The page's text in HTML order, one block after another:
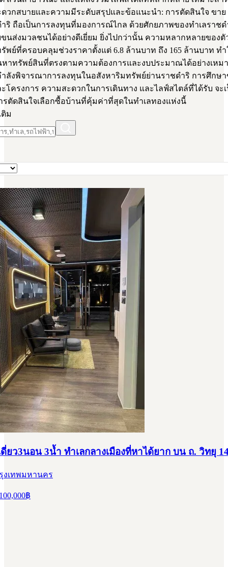
วกสบายและความมีระดับสรุปและข้อแนะนำ: การตัดสินใจ ขาย
ริ ถือเป็นการลงทุนที่มองการณ์ไกล ด้วยศักยภาพของทำเลราชด
นส่งมวลชนได้อย่างดีเยี่ยม ยิ่งไปกว่านั้น ความหลากหลายของตั
พย์ที่ครอบคลุมช่วงราคาตั้งแต่ 6.8 ล้านบาท ถึง 165 ล้านบาท ท
าทรัพย์สินที่ตรงตามความต้องการและงบประมาณได้อย่างเหม
ลังพิจารณาการลงทุนในอสังหาริมทรัพย์ย่านราชดำริ การศึกษา
โครงการ ความสะดวกในการเดินทาง และไลฟ์สไตล์ที่ได้รับ จะ
ตัดสินใจเลือกซื้อบ้านที่คุ้มค่าที่สุดในทำเลทองแห่งนี้
ติม
ยว3นอน 3น้ำ ทำเลกลางเมืองที่หาได้ยาก บน ถ. วิทยุ
งเทพมหานคร
฿